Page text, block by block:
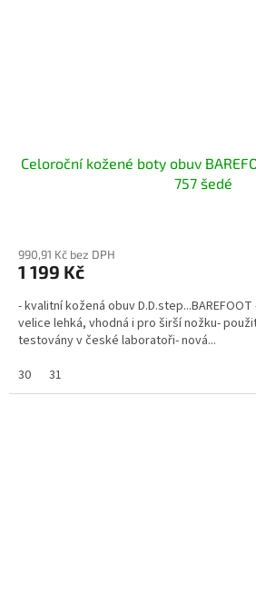
Celoroční kožené boty obuv
757 šedé
990,91 Kč bez DPH
1 199 Kč
- kvalitní kožená obuv
velice lehká, vhodná i pro širší nožku-
testovány v české laboratoři- nová...
30
31